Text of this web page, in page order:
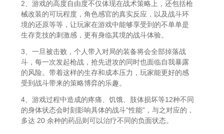
2、游戏的高度自由度不仅体现在战术策略上，还包括枪
械改装的可玩程度，角色感官的真实反应，以及战斗环
境的还原等等，让玩家在游戏中能够享受到的不单单是
生存竞技的刺激感，更有身临其境的战斗体验。
3、一旦被击败，个人带入对局的装备将会全部掉落战
斗，每一次发起枪战，抢先进攻的同时也面临自我暴露
的风险。带着这样的生存和成本压力，玩家能更好的感
受到战斗带来的策略博弈的乐趣。
4、游戏过程中造成的疼痛、饥饿、肢体损坏等12种不同
的身体状态会时刻影响具体的战斗“性能”，与之对应的，
多达 20 余种的药品则可以治疗不同的负面状态。